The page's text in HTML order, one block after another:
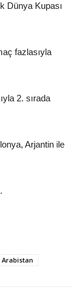
Dünya Kupası
fazlasıyla
2. sırada
Arjantin ile
Arabistan